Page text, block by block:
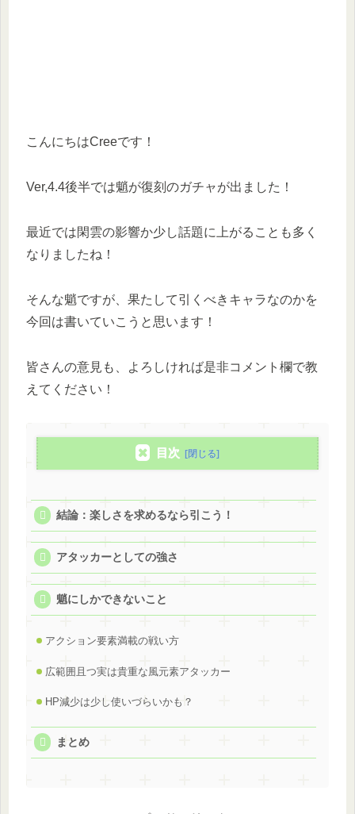
こんにちはCreeです！
Ver,4.4後半では魈が復刻のガチャが出ました！
最近では閑雲の影響か少し話題に上がることも多く
なりましたね！
そんな魈ですが、果たして引くべきキャラなのかを
今回は書いていこうと思います！
皆さんの意見も、よろしければ是非コメント欄で教
えてください！
目次
結論：楽しさを求めるなら引こう！
アタッカーとしての強さ
魈にしかできないこと
アクション要素満載の戦い方
広範囲且つ実は貴重な風元素アタッカー
HP減少は少し使いづらいかも？
まとめ